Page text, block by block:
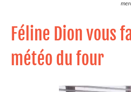
Féline Dion vous
météo du four